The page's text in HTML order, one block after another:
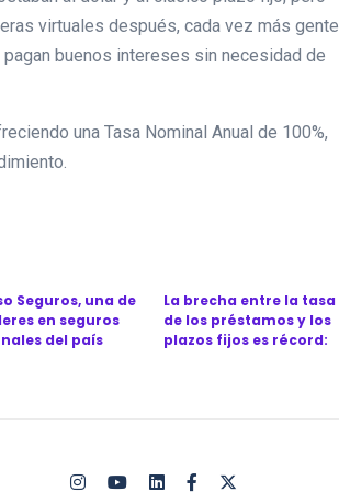
virtuales después, cada vez más gente
buenos intereses sin necesidad de
una Tasa Nominal Anual de 100%,
Seguros, una de
en seguros
del país
La brecha entre la tasa
de los préstamos y los
plazos fijos es récord: